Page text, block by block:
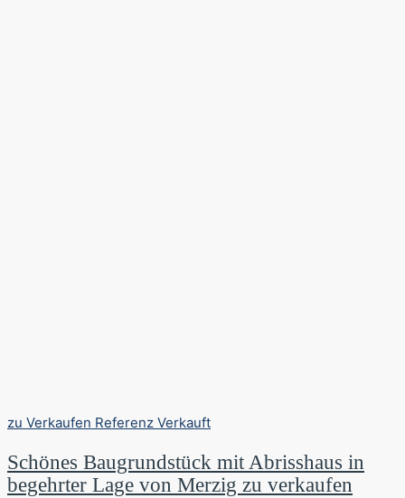
zu Verkaufen Referenz Verkauft
Schönes Baugrundstück mit Abrisshaus in
begehrter Lage von Merzig zu verkaufen